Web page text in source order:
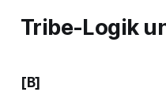
Tribe-Logik
[B]